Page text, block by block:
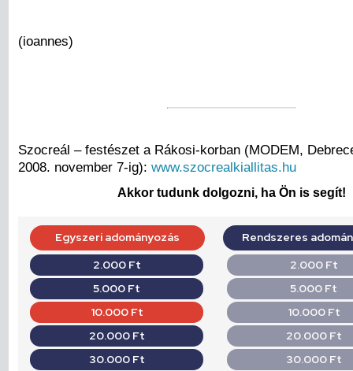
(ioannes)
Szocreál – festészet a Rákosi-korban (MODEM,
2008. november 7-ig): www.szocrealkiallitas.hu
Akkor tudunk dolgozni, ha Ön is segít!